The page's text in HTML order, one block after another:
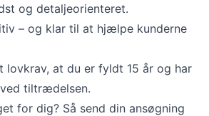
og detaljeorienteret.
– og klar til at hjælpe kunderne
lovkrav, at du er fyldt 15 år og har
tiltrædelsen.
for dig? Så send din ansøgning